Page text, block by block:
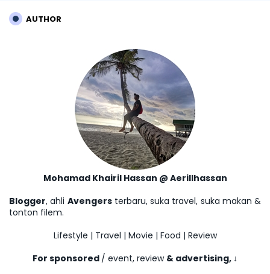
AUTHOR
Mohamad Khairil Hassan @ Aerillhassan
Blogger, ahli Avengersterbaru, suka travel, suka makan &
tonton filem.
Lifestyle | Travel | Movie | Food | Review
For sponsored / event, review & advertising, ↓